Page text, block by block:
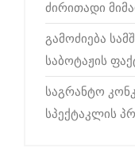
ძირითადი
გამოძიება
საბოტაჟის
საგრანტო
სპექტაკლის